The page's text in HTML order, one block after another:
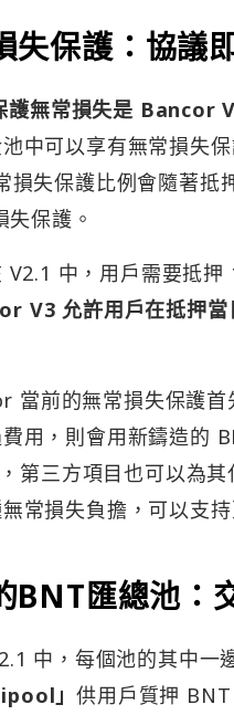
失保護：協議
護無常損失是 Bancor
中可以享有無常損失
損失保護比例會隨著抵
保護。
V2.1 中，用戶需要抵
V3 允許用戶在抵押當
當前的無常損失保護
用，則會用新鑄造的
第三方項目也可以為
常損失負擔，可以支
BNT匯總池：
中，每個池的其中一
」供用戶質押